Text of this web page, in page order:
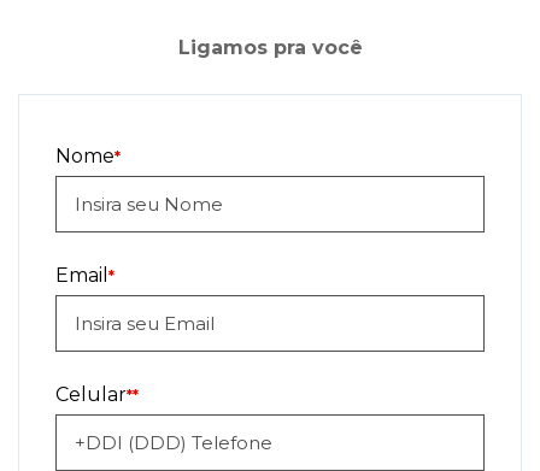
Ligamos pra você
Nome*
Email *
Celular**